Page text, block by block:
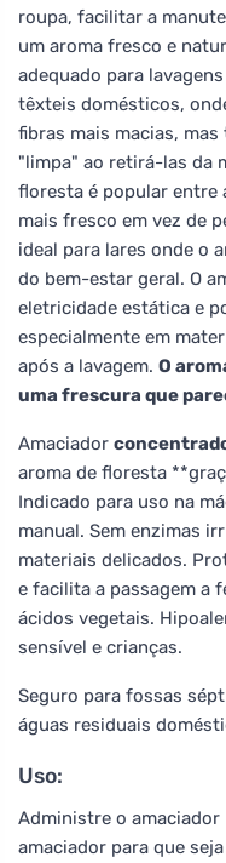
roupa, facilitar a
um aroma fresco e
adequado para
têxteis domésticos,
fibras mais macias, mas
"limpa" ao retirá-las da
floresta é popular entre
mais fresco em vez de
ideal para lares onde o
do bem-estar geral. O
eletricidade estática e
especialmente em
após a lavagem. O
uma frescura que
Amaciador
aroma de floresta
Indicado para uso na
manual. Sem enzimas
materiais delicados.
e facilita a passagem a
ácidos vegetais.
sensível e crianças.
Seguro para fossas
águas residuais
Uso:
Administre o
amaciador para que